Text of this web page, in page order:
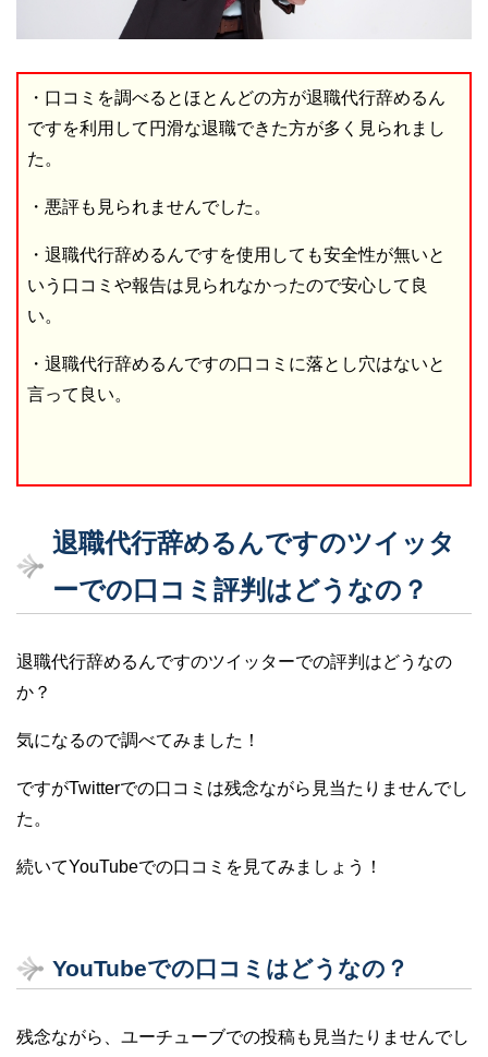
・口コミを調べるとほとんどの方が退職代行辞めるん
ですを利用して円滑な退職できた方が多く見られまし
た。
・悪評も見られませんでした。
・退職代行辞めるんですを使用しても安全性が無いと
いう口コミや報告は見られなかったので安心して良
い。
・退職代行辞めるんですの口コミに落とし穴はないと
言って良い。
退職代行辞めるんですのツイッタ
ーでの口コミ評判はどうなの？
退職代行辞めるんですのツイッターでの評判はどうなの
か？
気になるので調べてみました！
ですがTwitterでの口コミは残念ながら見当たりませんでし
た。
続いてYouTubeでの口コミを見てみましょう！
YouTubeでの口コミはどうなの？
残念ながら、ユーチューブでの投稿も見当たりませんでし